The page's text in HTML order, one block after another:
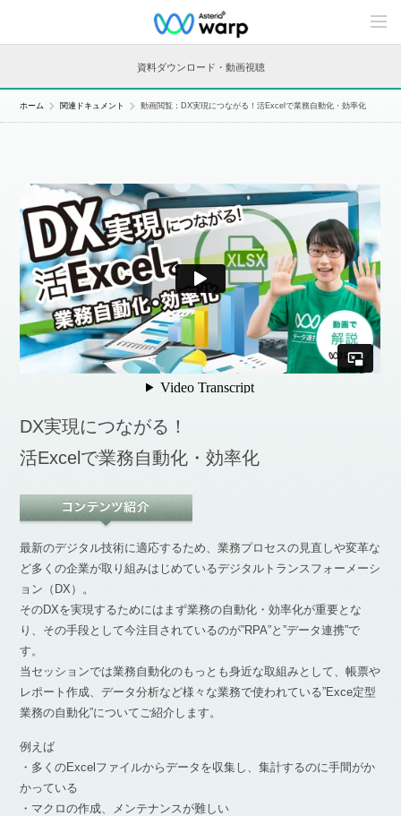
C
n
n
資料ダウンロード・動画視聴
ホーム 関連ドキュメント 動画閲覧：DX実現につながる！活Excelで業務自動化・効率化
DX実現につながる！
活Excelで業務自動化・効率化
最新のデジタル技術に適応するため、業務プロセスの見直しや変革な
ど多くの企業が取り組みはじめているデジタルトランスフォーメーシ
ョン（DX）。
そのDXを実現するためにはまず業務の自動化・効率化が重要とな
り、その手段として今注目されているのが”RPA”と”データ連携”で
す。
当セッションでは業務自動化のもっとも身近な取組みとして、帳票や
レポート作成、データ分析など様々な業務で使われている”Exce定型
業務の自動化”についてご紹介します。
例えば
・多くのExcelファイルからデータを収集し、集計するのに手間がか
かっている
・マクロの作成、メンテナンスが難しい